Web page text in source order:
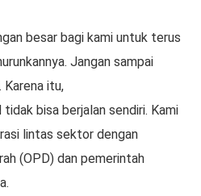
besar bagi kami untuk terus
Jangan sampai
Karena itu,
bisa berjalan sendiri. Kami
lintas sektor dengan
(OPD) dan pemerintah